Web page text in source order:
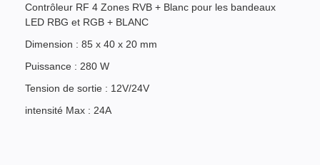
Contrôleur RF 4 Zones RVB + Blanc pour les bandeaux
LED RBG et RGB + BLANC
Dimension : 85 x 40 x 20 mm
Puissance : 280 W
Tension de sortie : 12V/24V
intensité Max : 24A